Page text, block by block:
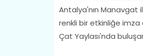
Antalya'nın Manavgat
renkli bir etkinliğe imza
Çat Yaylası'nda